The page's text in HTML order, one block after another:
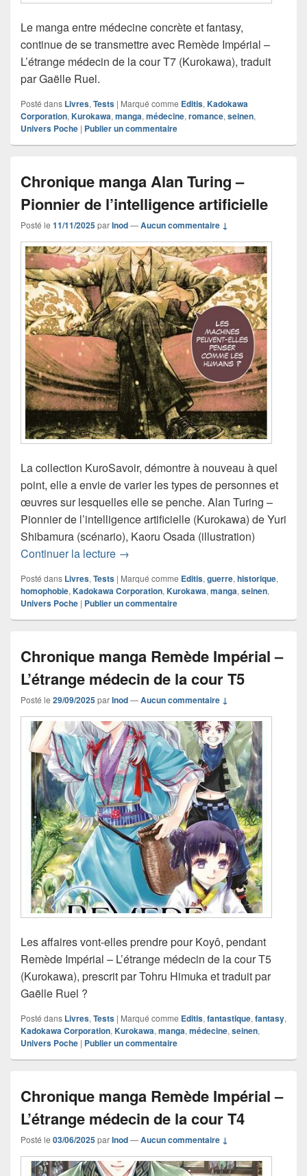
Le manga entre médecine concrète et fantasy,
continue de se transmettre avec Remède Impérial –
L’étrange médecin de la cour T7 (Kurokawa), traduit
par Gaëlle Ruel.
Posté dans Livres, Tests | Marqué comme Editis, Kadokawa
Corporation, Kurokawa, manga, médecine, romance, seinen,
Univers Poche | Publier un commentaire
Chronique manga Alan Turing –
Pionnier de l’intelligence artificielle
Posté le 11/11/2025parInod—Aucun commentaire ↓
La collection KuroSavoir, démontre à nouveau à quel
point, elle a envie de varier les types de personnes et
œuvres sur lesquelles elle se penche. Alan Turing –
Pionnier de l’intelligence artificielle (Kurokawa) de Yuri
Shibamura (scénario), Kaoru Osada (illustration)
Continuer la lecture Chronique manga Alan Turing –
→
Posté dans Livres, Tests | Marqué comme Editis, guerre, historique,
homophobie, Kadokawa Corporation, Kurokawa, manga, seinen,
Univers Poche | Publier un commentaire
Chronique manga Remède Impérial –
L’étrange médecin de la cour T5
Posté le 29/09/2025parInod—Aucun commentaire ↓
Les affaires vont-elles prendre pour Koyô, pendant
Remède Impérial – L’étrange médecin de la cour T5
(Kurokawa), prescrit par Tohru Himuka et traduit par
Gaëlle Ruel ?
Posté dans Livres,Tests | Marqué comme Editis,fantastique,fantasy,
Kadokawa Corporation,Kurokawa,manga,médecine,seinen,
Univers Poche | Publier un commentaire
Chronique manga Remède Impérial –
L’étrange médecin de la cour T4
Posté le 03/06/2025parInod—Aucun commentaire ↓